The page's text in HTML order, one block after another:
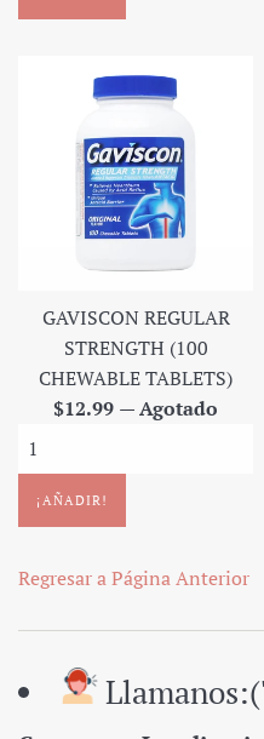
GAVISCON REGULAR
STRENGTH (100
CHEWABLE TABLETS)
Precio
$12.99 —Agotado
Regresar a Página Anterior